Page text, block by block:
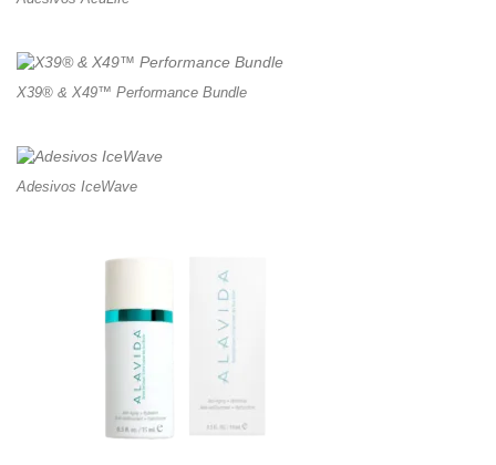
X39® & X49™ Performance Bundle
Adesivos IceWave